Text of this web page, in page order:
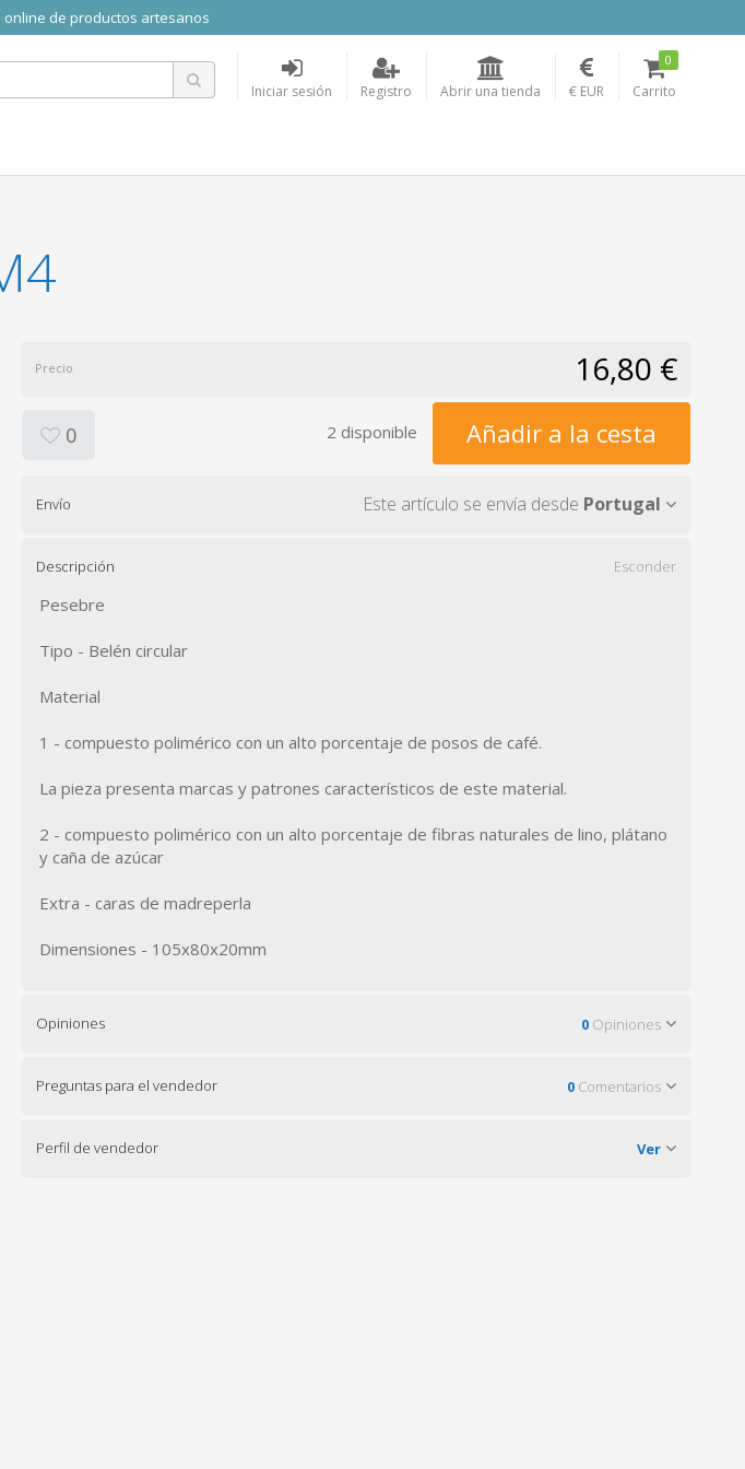
de productos artesanos
Iniciar sesión Registro Abrir una tienda € EUR Carrito
0
Precio 16,80 €
0 2 disponible Añadir a la cesta
Envío Este artículo se envía desde Portugal
Descripción Esconder
Pesebre
Tipo - Belén circular
Material
1 - compuesto polimérico con un alto porcentaje de posos de café.
La pieza presenta marcas y patrones característicos de este material.
2 - compuesto polimérico con un alto porcentaje de fibras naturales de lino, plátano
y caña de azúcar
Extra - caras de madreperla
Dimensiones - 105x80x20mm
Opiniones 0 Opiniones
Preguntas para el vendedor 0 Comentarios
Perfil de vendedor Ver